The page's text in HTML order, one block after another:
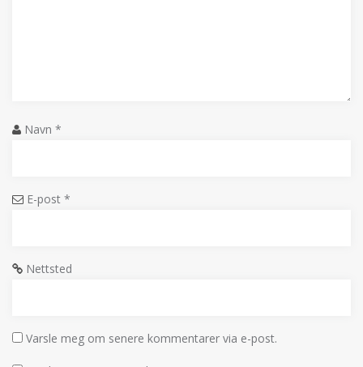
Navn *
E-post *
Nettsted
Varsle meg om senere kommentarer via e-post.